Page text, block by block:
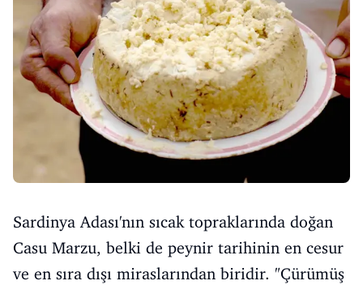
Sardinya Adası'nın sıcak topraklarında doğan
Casu Marzu, belki de peynir tarihinin en cesur
ve en sıra dışı miraslarından biridir. "Çürümüş